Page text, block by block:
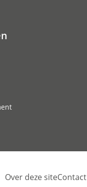
Over deze siteContact